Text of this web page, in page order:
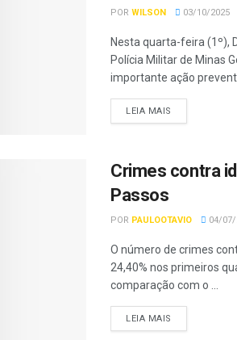
POR WILSON 03/10/2025
Nesta quarta-feira (1º),
Polícia Militar de Minas
importante ação
LEIA MAIS
Crimes contra
Passos
POR PAULOOTAVIO 04/07/
O número de crimes
24,40% nos primeiros
comparação com o ...
LEIA MAIS